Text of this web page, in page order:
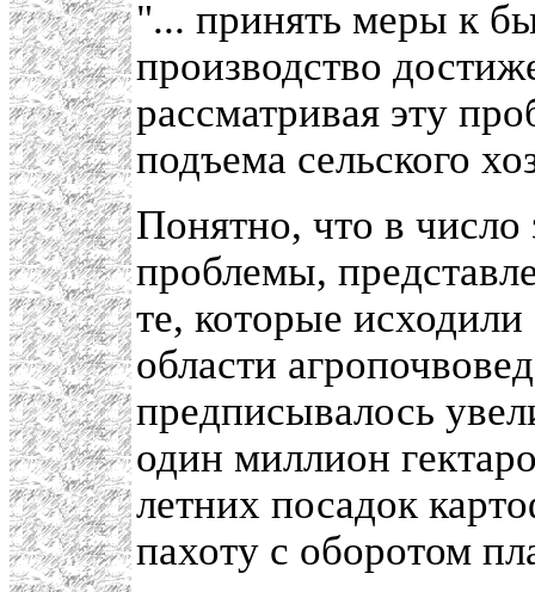
"... принять меры к
производство
рассматривая эту
подъема сельского
Понятно, что в
проблемы,
те, которые
области
предписывалось
один миллион
летних посадок
пахоту с оборотом